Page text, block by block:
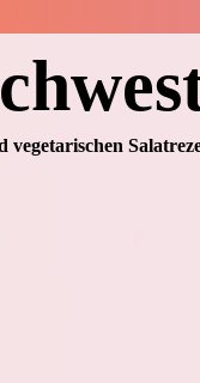
vegetarischen